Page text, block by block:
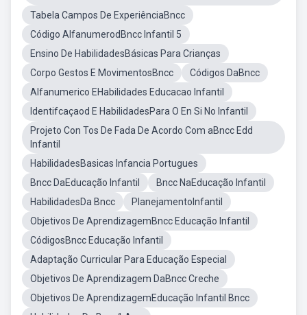
Tabela Campos De ExperiênciaBncc
Código AlfanumerodBncc Infantil 5
Ensino De HabilidadesBásicas Para Crianças
Corpo Gestos E MovimentosBncc
Códigos DaBncc
Alfanumerico EHabilidades Educacao Infantil
Identifcaçaod E HabilidadesPara O En Si No Infantil
Projeto Con Tos De Fada De Acordo Com aBncc Edd
Infantil
HabilidadesBasicas Infancia Portugues
Bncc DaEducação Infantil
Bncc NaEducação Infantil
HabilidadesDa Bncc
PlanejamentoInfantil
Objetivos De AprendizagemBncc Educação Infantil
CódigosBncc Educação Infantil
Adaptação Curricular Para Educação Especial
Objetivos De Aprendizagem DaBncc Creche
Objetivos De AprendizagemEducação Infantil Bncc